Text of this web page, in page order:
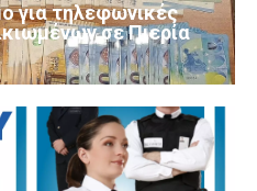
για τηλεφωνικές
σε Πιερία